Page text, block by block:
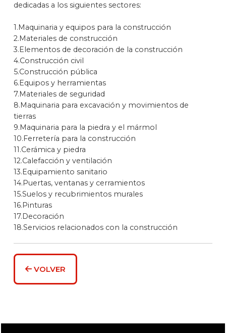
dedicadas a los siguientes sectores:
1.Maquinaria y equipos para la construcción
2.Materiales de construcción
3.Elementos de decoración de la construcción
4.Construcción civil
5.Construcción pública
6.Equipos y herramientas
7.Materiales de seguridad
8.Maquinaria para excavación y movimientos de
tierras
9.Maquinaria para la piedra y el mármol
10.Ferretería para la construcción
11.Cerámica y piedra
12.Calefacción y ventilación
13.Equipamiento sanitario
14.Puertas, ventanas y cerramientos
15.Suelos y recubrimientos murales
16.Pinturas
17.Decoración
18.Servicios relacionados con la construcción
VOLVER